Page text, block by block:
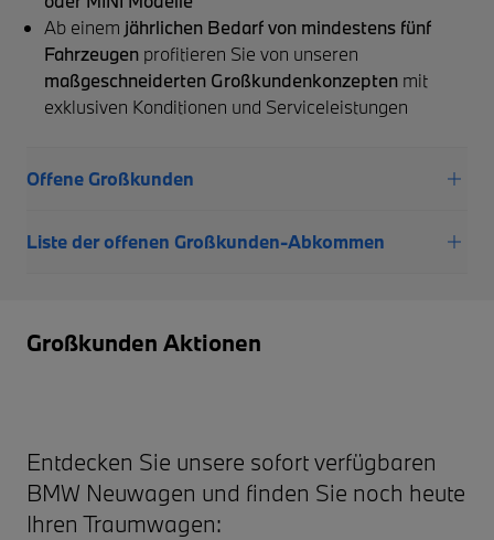
Ab einem jährlichen Bedarf von mindestens fünf
Fahrzeugen profitieren Sie von unseren
maßgeschneiderten Großkundenkonzepten mit
exklusiven Konditionen und Serviceleistungen
Offene Großkunden
Liste der offenen Großkunden-Abkommen
Großkunden Aktionen
Entdecken Sie unsere sofort verfügbaren
BMW Neuwagen und finden Sie noch heute
Ihren Traumwagen: